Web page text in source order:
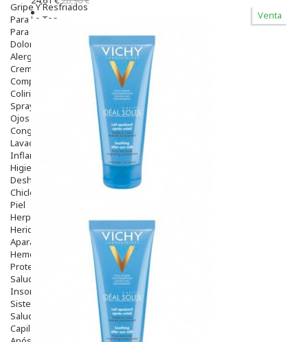
Gripe Y Resfriados
Para La Tos
Para Descongestionar La Nariz
Dolor De Garganta
Alergias Y Picaduras
Cremas
Comprimidos
Colirios
Sprays
Ojos Y Oidos
Congestión
Lavado Ojos
Inflamación Del Oido (otitis)
Higiene Oido
Deshabituación Tabaquismo
Chicles
Piel
Herpes Y Hongos
Heridas Y úlceras
Aparato Genital
Hemorroides
Protectores Y Emolientes
Salud
Insomnio
Sistema Nervioso
Salud Bucodental
Capilar
Venta